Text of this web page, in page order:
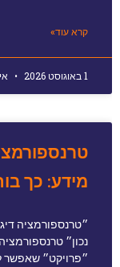
קרא עוד»
1 באוגוסט 2026
מידע: כך
״טרנספורמציה
נכון״
״פרויקט״ שאפשר